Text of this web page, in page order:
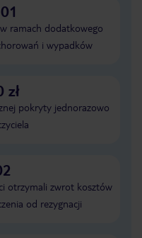
ramach dodatkowego
i wypadków
zł
pokryty jednorazowo
otrzymali zwrot kosztów
od rezygnacji